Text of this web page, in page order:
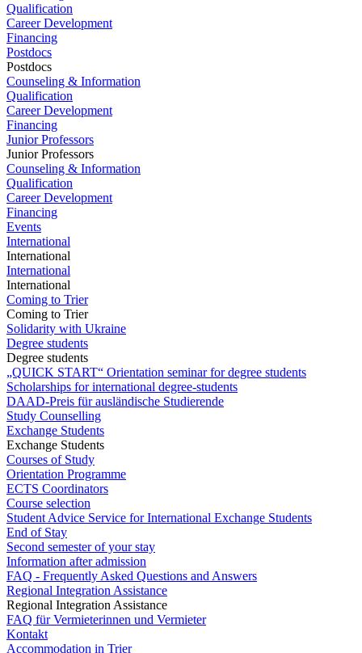
Qualification
Career Development
Financing
Postdocs
Postdocs
Counseling & Information
Qualification
Career Development
Financing
Junior Professors
Junior Professors
Counseling & Information
Qualification
Career Development
Financing
Events
International
International
International
International
Coming to Trier
Coming to Trier
Solidarity with Ukraine
Degree students
Degree students
„QUICK START“ Orientation seminar for degree students
Scholarships for international degree-students
DAAD-Preis für ausländische Studierende
Study Counselling
Exchange Students
Exchange Students
Courses of Study
Orientation Programme
ECTS Coordinators
Course selection
Student Advice Service for International Exchange Students
End of Stay
Second semester of your stay
Information after admission
FAQ - Frequently Asked Questions and Answers
Regional Integration Assistance
Regional Integration Assistance
FAQ für Vermieterinnen und Vermieter
Kontakt
Accommodation in Trier